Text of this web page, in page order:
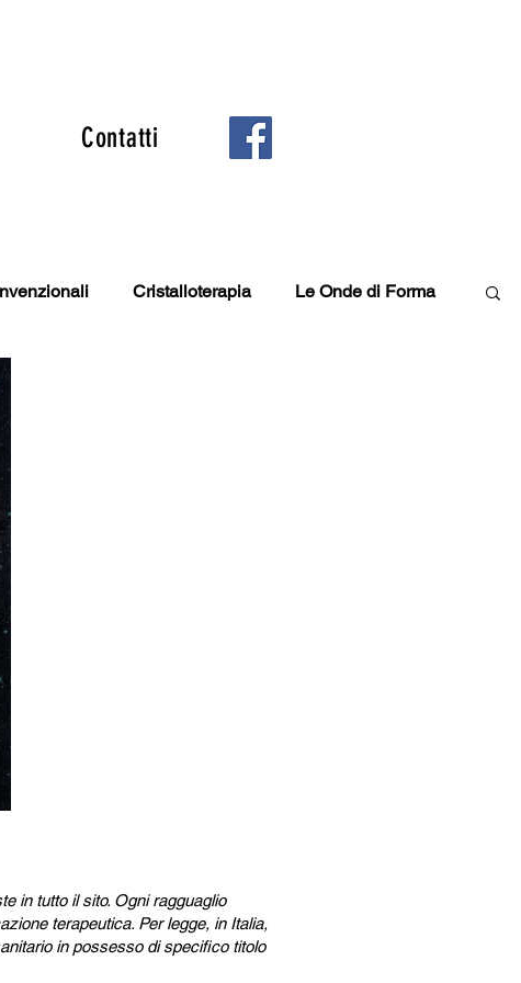
Contatti
Cristalloterapia Le Onde di Forma
in tutto il sito. Ogni ragguaglio
terapeutica. Per legge, in Italia,
in possesso di specifico titolo